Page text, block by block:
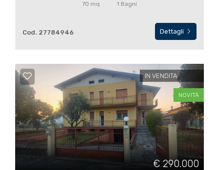
70 mq 1 Bagni
Cod. 27784946 Dettagli
IN VENDITA
NOVITÀ
€ 290.000
3
5
5+
Camere
minime